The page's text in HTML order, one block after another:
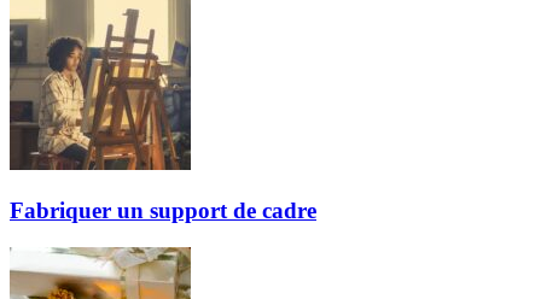
Fabriquer un support de cadre